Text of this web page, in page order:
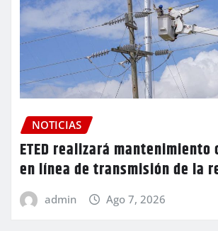
NOTICIAS
ETED realizará
en línea de transmisión de la
admin Ago 7, 2026